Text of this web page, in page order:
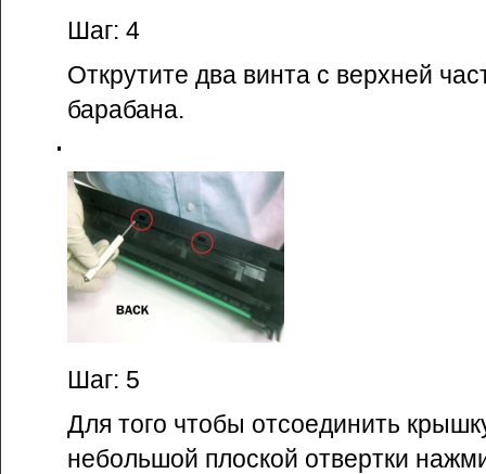
Шаг: 4
Открутите два винта с верхней
барабана.
Шаг: 5
Для того чтобы отсоединить
небольшой плоской отвертки